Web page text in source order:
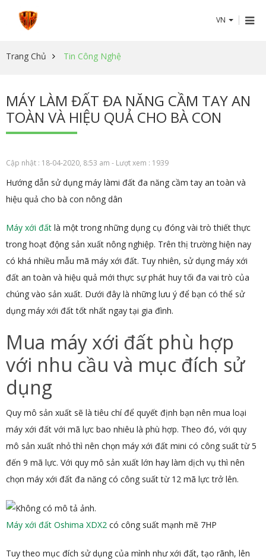
VN
Trang Chủ Tin Công Nghệ
MÁY LÀM ĐẤT ĐA NĂNG CẦM TAY AN
TOÀN VÀ HIỆU QUẢ CHO BÀ CON
Cập nhật : 18-04-2020, 8:53 am - Lượt xem : 1939
Hướng dẫn sử dụng máy làmi đất đa năng cầm tay an toàn và
hiệu quả cho bà con nông dân
Máy xới đất là một trong những dụng cụ đóng vài trò thiết thực
trong hoạt động sản xuất nông nghiệp. Trên thị trường hiện nay
có khá nhiều mẫu mã máy xới đất. Tuy nhiên, sử dụng máy xới
đất an toàn và hiệu quả mới thực sự phát huy tối đa vai trò của
chúng vào sản xuất. Dưới đây là những lưu ý để bạn có thể sử
dụng máy xới đất tốt nhất ngay tại gia đình.
Mua máy xới đất phù hợp
với nhu cầu và mục đích sử
dụng
Quy mô sản xuất sẽ là tiêu chí để quyết định bạn nên mua loại
máy xới đất với mã lực bao nhiêu là phù hợp. Theo đó, với quy
mô sản xuất nhỏ thì nên chọn máy xới đất mini có công suất từ 5
đến 9 mã lực. Với quy mô sản xuất lớn hay làm dịch vụ thì nên
chọn máy xới đất đa năng có công suất từ 12 mã lực trở lên.
Máy xới đất Oshima XDX2 có công suất mạnh mẽ 7HP
Tuy theo mục đích sử dụng của mình như xới đất, tạo rãnh, lên